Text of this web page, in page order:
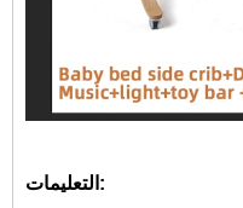
التعليمات: